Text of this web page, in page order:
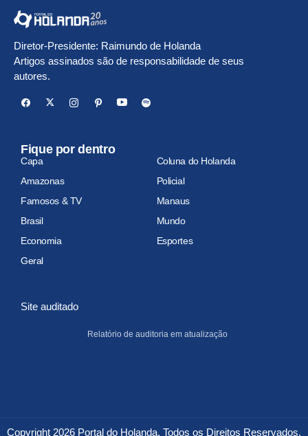
Diretor-Presidente: Raimundo de Holanda
Artigos assinados são de responsabilidade de seus
autores.
Fique por dentro
Capa
Coluna do Holanda
Amazonas
Policial
Famosos & TV
Manaus
Brasil
Mundo
Economia
Esportes
Geral
Site auditado
Relatório de auditoria em atualização
Copyright 2026 Portal do Holanda. Todos os Direitos Reservados.